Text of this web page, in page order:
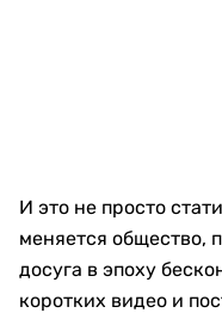
И это не просто
меняется общество,
досуга в эпоху
коротких видео и